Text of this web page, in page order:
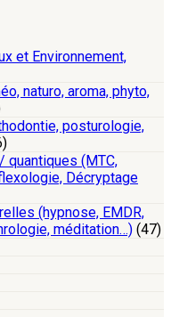
et Environnement,
naturo, aroma, phyto,
posturologie,
quantiques (MTC,
Décryptage
(hypnose, EMDR,
méditation…) (47)